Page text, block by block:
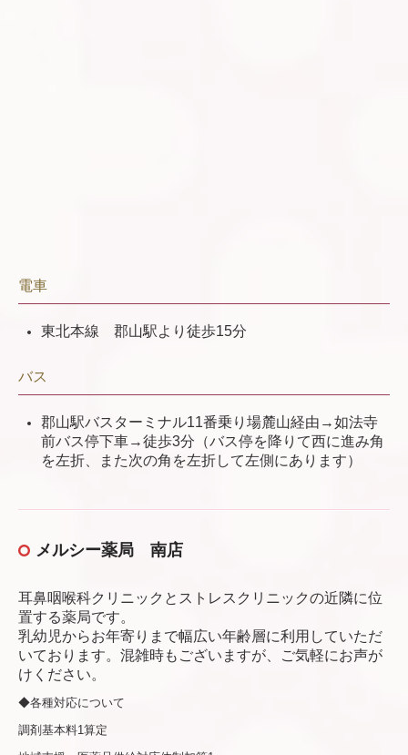
電車
東北本線 郡山駅より徒歩15分
バス
郡山駅バスターミナル11番乗り場麓山経由→如法寺
前バス停下車→徒歩3分（バス停を降りて西に進み角
を左折、また次の角を左折して左側にあります）
メルシー薬局 南店
耳鼻咽喉科クリニックとストレスクリニックの近隣に位
置する薬局です。
乳幼児からお年寄りまで幅広い年齢層に利用していただ
いております。 混雑時もございますが、ご気軽にお声が
けください。
◆各種対応について
調剤基本料1算定